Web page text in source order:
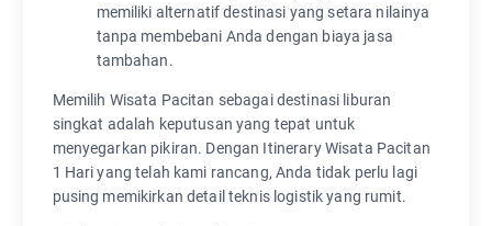
memiliki alternatif destinasi yang setara nilainya
tanpa membebani Anda dengan biaya jasa
tambahan.
Memilih Wisata Pacitan sebagai destinasi liburan
singkat adalah keputusan yang tepat untuk
menyegarkan pikiran. Dengan Itinerary Wisata Pacitan
1 Hari yang telah kami rancang, Anda tidak perlu lagi
pusing memikirkan detail teknis logistik yang rumit.